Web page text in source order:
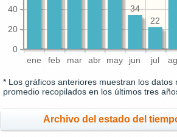
ene feb mar abr may jun jul
0
20
40
22
34
* Los gráficos anteriores muestran los datos
promedio recopilados en los últimos tres
Archivo del estado del